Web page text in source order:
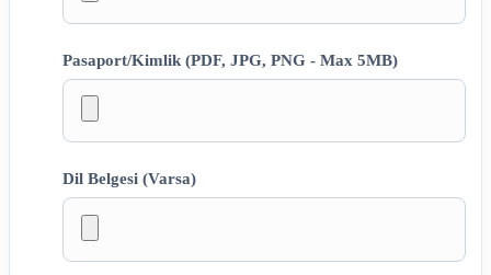
Pasaport/Kimlik (PDF, JPG, PNG - Max 5MB)
Dil Belgesi (Varsa)